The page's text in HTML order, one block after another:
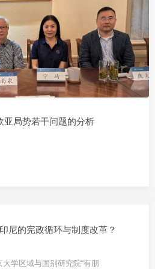
亚局势若干问题的分析
尼的宪政循环与制度改革？
学区域与国别研究院“有朋